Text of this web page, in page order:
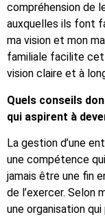
compréhension de
auxquelles ils font
ma vision et mon
familiale facilite
vision claire et à
Quels conseils
qui aspirent à
La gestion d’une
une compétence
jamais être une fin
de l’exercer. Selon
une organisation